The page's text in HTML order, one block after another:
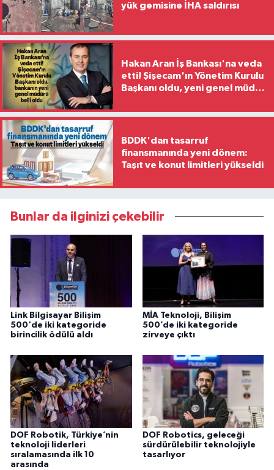
yük gemisine İHA saldırısı
Hakan Aran İş Bankası'na veda
etti! Şişecam'ın Yönetim Kurulu
Başkanı oldu, yeni genel müdür
BDDK'dan tasarruf
finansmanında yeni dönem:
Taşıt ve konut limitleri yükseldi
Bunlar da ilginizi çekebilir
Link Bilgisayar Bilişim
500'de iki kategoride
birincilik ödülü aldı
MİA Teknoloji, Bilişim
500’de iki kategoride
zirveye çıktı
DOF Robotik, Türkiye’nin
teknoloji liderleri
sıralamasında ilk 10
arasında
DOF Robotics, geleceği
sürdürülebilir teknolojiyle
tasarlıyor